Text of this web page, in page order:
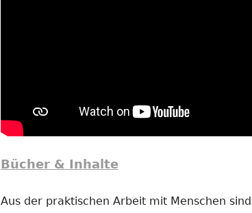
Bücher & Inhalte
Aus der praktischen Arbeit mit Menschen